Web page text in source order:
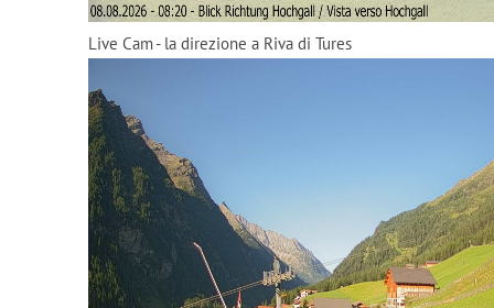
Live Cam - la direzione a Riva di Tures